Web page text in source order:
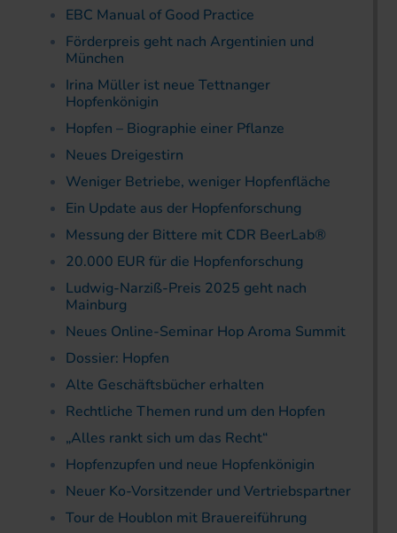
EBC Manual of Good Practice
Förderpreis geht nach Argentinien und
München
Irina Müller ist neue Tettnanger
Hopfenkönigin
Hopfen – Biographie einer Pflanze
Neues Dreigestirn
Weniger Betriebe, weniger Hopfenfläche
Ein Update aus der Hopfenforschung
Messung der Bittere mit CDR BeerLab®
20.000 EUR für die Hopfenforschung
Ludwig-Narziß-Preis 2025 geht nach
Mainburg
Neues Online-Seminar Hop Aroma Summit
Dossier: Hopfen
Alte Geschäftsbücher erhalten
Rechtliche Themen rund um den Hopfen
„Alles rankt sich um das Recht“
Hopfenzupfen und neue Hopfenkönigin
Neuer Ko-Vorsitzender und Vertriebspartner
Tour de Houblon mit Brauereiführung